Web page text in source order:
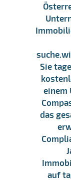
Sie
einem
das
auf